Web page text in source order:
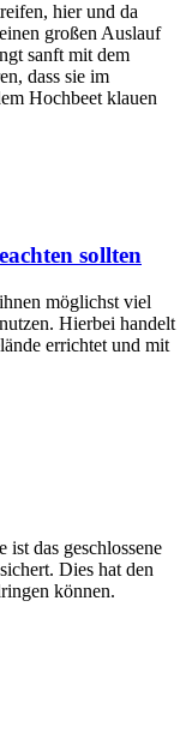
hier und da
großen Auslauf
sanft mit dem
dass sie im
Hochbeet klauen
sollten
möglichst viel
Hierbei handelt
errichtet und mit
das geschlossene
Dies hat den
können.